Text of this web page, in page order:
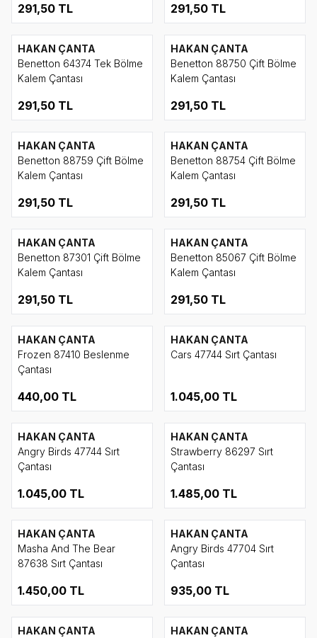
291,50 TL 291,50 TL
HAKAN ÇANTA
Benetton 64374 Tek Bölme
Kalem Çantası
291,50 TL
HAKAN ÇANTA
Benetton 88750 Çift Bölme
Kalem Çantası
291,50 TL
HAKAN ÇANTA
Benetton 88759 Çift Bölme
Kalem Çantası
291,50 TL
HAKAN ÇANTA
Benetton 88754 Çift Bölme
Kalem Çantası
291,50 TL
HAKAN ÇANTA
Benetton 87301 Çift Bölme
Kalem Çantası
291,50 TL
HAKAN ÇANTA
Benetton 85067 Çift Bölme
Kalem Çantası
291,50 TL
HAKAN ÇANTA
Frozen 87410 Beslenme
Çantası
440,00 TL
HAKAN ÇANTA
Cars 47744 Sırt Çantası
1.045,00 TL
HAKAN ÇANTA
Angry Birds 47744 Sırt
Çantası
1.045,00 TL
HAKAN ÇANTA
Strawberry 86297 Sırt
Çantası
1.485,00 TL
HAKAN ÇANTA
Masha And The Bear
87638 Sırt Çantası
1.450,00 TL
HAKAN ÇANTA
Angry Birds 47704 Sırt
Çantası
935,00 TL
HAKAN ÇANTA
HAKAN ÇANTA